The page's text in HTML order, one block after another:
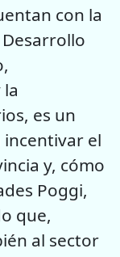
con la
es un
el
y, cómo
Poggi,
que,
al sector